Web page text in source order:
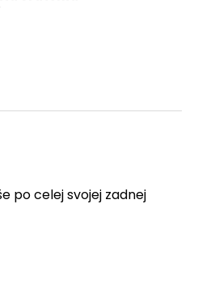
po celej svojej zadnej